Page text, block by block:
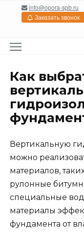
Перейтиinfo@opora-spb.ru
Заказать звонок
Как
Вертикальную
можно
материалов,
рулонные
специальные
материалы
фундамента от